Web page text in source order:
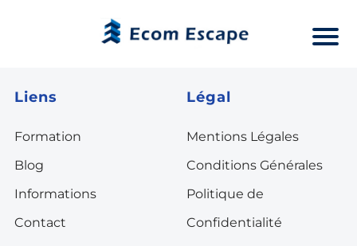
Liens
Formation
Blog
Informations
Contact
Légal
Mentions Légales
Conditions Générales
Politique de
Confidentialité